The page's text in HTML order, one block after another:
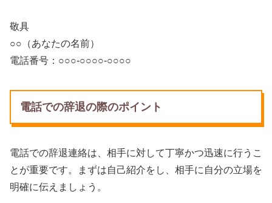
敬具
○○（あなたの名前）
電話番号：○○○-○○○○-○○○○
電話での辞退の際のポイント
電話での辞退連絡は、相手に対して丁寧かつ迅速に行うこ
とが重要です。まずは自己紹介をし、相手に自分の立場を
明確に伝えましょう。